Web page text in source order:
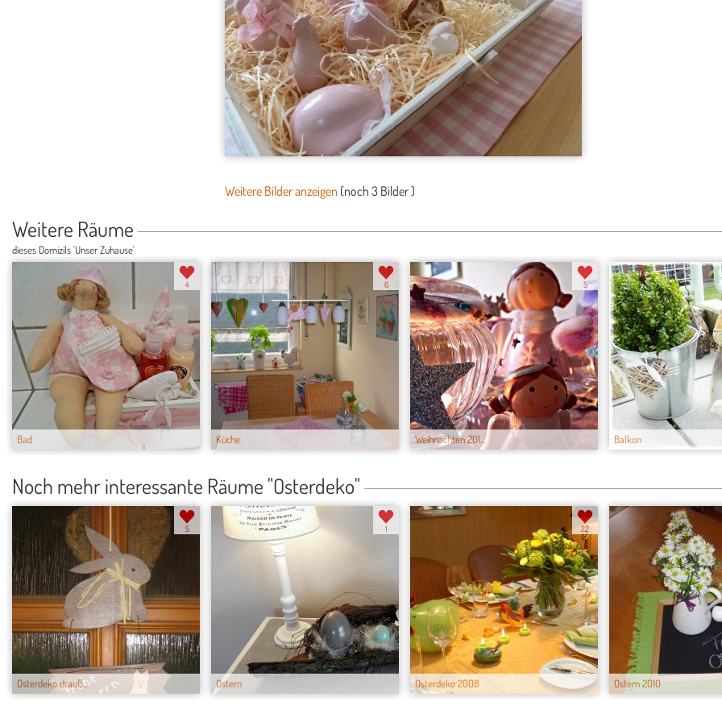
Weitere Bilder anzeigen (noch 3 Bilder)
Weitere Räume
dieses Domizils 'Unser Zuhause'
Bad
4
Küche
6
Weihnachten 201...
5
Balkon
Noch mehr interessante Räume "Osterdeko"
Osterdeko drauß...
5
Ostern
1
Osterdeko 2008
22
Ostern 2010